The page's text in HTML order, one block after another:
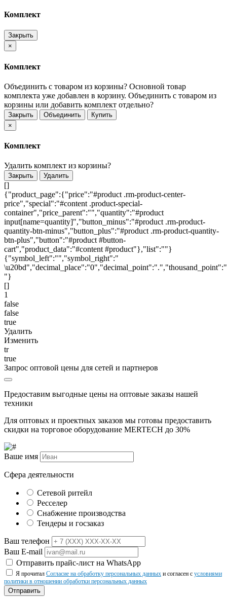
Комплект
Закрыть
×
Комплект
Объединить с товаром из корзины? Основной товар
комплекта уже добавлен в корзину. Объединить с товаром из
корзины или добавить комплект отдельно?
Закрыть Объединить
Купить
×
Комплект
Удалить комплект из корзины?
Закрыть Удалить
[]
{"product_page":{"price":"#product .rm-product-center-
price","special":"#content .product-special-
container","price_parent":"","quantity":"#product
input[name=quantity]","button_minus":"#product .rm-product-
quantity-btn-minus","button_plus":"#product .rm-product-quantity-
btn-plus","button":"#product #button-
cart","product_data":"#content #product"},"list":""}
{"symbol_left":"","symbol_right":"
\u20bd","decimal_place":"0","decimal_point":".","thousand_point":"
"}
[]
1
false
false
true
Удалить
Изменить
tr
true
Запрос оптовой цены для сетей и партнеров
Предоставим выгодные цены на оптовые заказы нашей
техники
Для оптовых и проектных заказов мы готовы предоставить
скидки на торговое оборудование MERTECH до 30%
Ваше имя
Сфера деятельности
Сетевой ритейл
Ресселер
Снабжение производства
Тендеры и госзаказ
Ваш телефон
Ваш E-mail
Отправить прайс-лист на WhatsApp
Я прочитал Согласие на обработку персональных данных и согласен с условиями
политики в отношении обработки персональных данных
Отправить